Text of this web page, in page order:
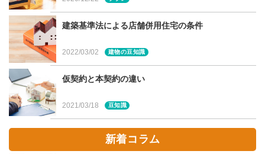
【キッチン背面をまるごとパントリ
ーに】
冷蔵庫やカップボードを設置するキッチンの背面をすべて
パントリーにするのも一案です。冷蔵庫まですっぽり入れ
ば、閉め切ることで生活感を隠せてすっきり。家事をする
際はフルオープンにすれば、食品の出し入れも楽々！
建築基準法による店舗併用住宅の条件
2022/03/02 建物の豆知識
仮契約と本契約の違い
2021/03/18 豆知識
新着コラム